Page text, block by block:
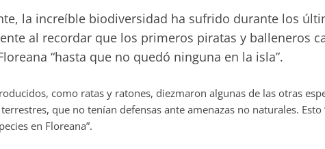
la increíble biodiversidad ha sufrido durante los
al recordar que los primeros piratas y balleneros
“hasta que no quedó ninguna en la isla”.
como ratas y ratones, diezmaron algunas de las otras
que no tenían defensas ante amenazas no naturales. Esto
en Floreana”.